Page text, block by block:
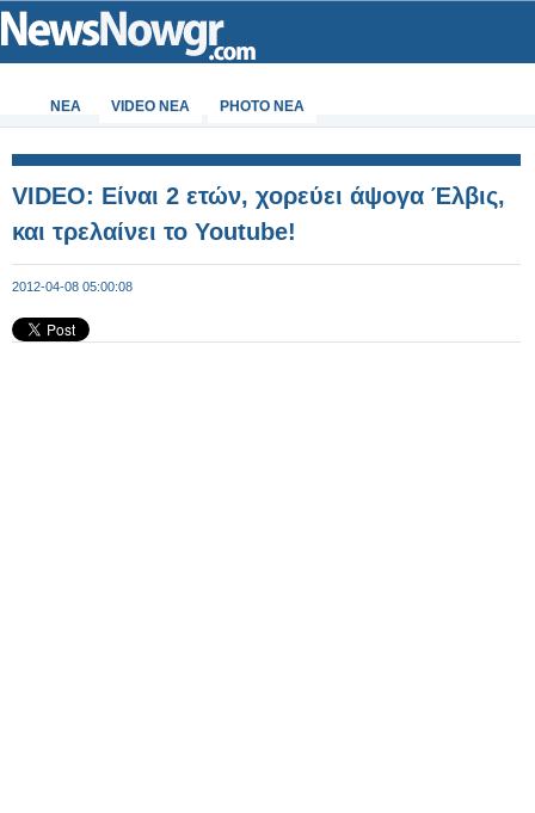
ΝΕΑ VIDEO NEA PHOTO NEA
VIDEO: Είναι 2 ετών, χορεύει άψογα Έλβις,
και τρελαίνει το Youtube!
2012-04-08 05:00:08